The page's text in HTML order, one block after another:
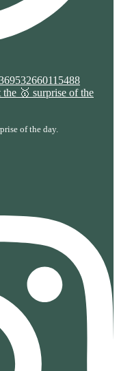
of the day.